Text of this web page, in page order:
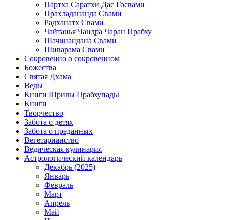
Партха Саратхи Дас Госвами
Прахладананда Свами
Радханатх Свами
Чайтанья Чандра Чаран Прабху
Шачинандана Свами
Шиварама Свами
Сокровенно о сокровенном
Божества
Святая Дхама
Веды
Книги Шрилы Прабхупады
Книги
Творчество
Забота о детях
Забота о преданных
Вегетарианство
Ведическая кулинария
Астрологический календарь
Декабрь (2025)
Январь
Февраль
Март
Апрель
Май